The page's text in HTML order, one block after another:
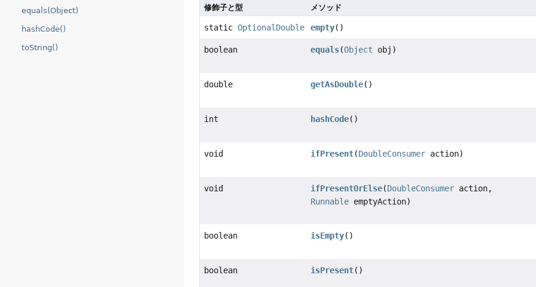
equals(Object)
hashCode()
toString()
修飾子と型 メソッド
staticOptionalDouble empty()
boolean equals(Object obj)
double getAsDouble()
int hashCode()
void ifPresent(DoubleConsumer action)
void ifPresentOrElse(DoubleConsumer action,
Runnable emptyAction)
boolean isEmpty()
boolean isPresent()